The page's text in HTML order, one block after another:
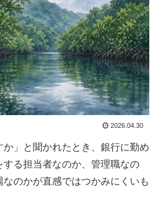
2026.04.30
か」と聞かれたとき、銀行に勤め
る担当者なのか、管理職なの
のかが直感ではつかみにくいも